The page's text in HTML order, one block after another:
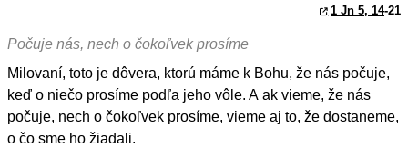
1 Jn 5, 14-21
Počuje nás, nech o čokoľvek prosíme
Milovaní, toto je dôvera, ktorú máme k Bohu, že nás počuje,
keď o niečo prosíme podľa jeho vôle. A ak vieme, že nás
počuje, nech o čokoľvek prosíme, vieme aj to, že dostaneme,
o čo sme ho žiadali.